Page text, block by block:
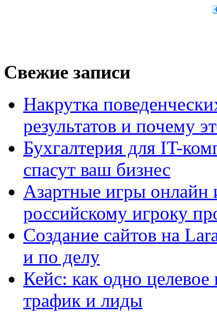
Свежие записи
Накрутка
результатов и почему
Бухгалтерия для IT-
спасут ваш бизнес
Азартные игры онлайн
российскому игроку
Создание сайтов на
и по делу
Кейс: как одно
трафик и лиды